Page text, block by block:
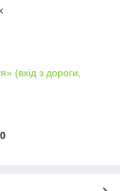
(вхід з дороги,